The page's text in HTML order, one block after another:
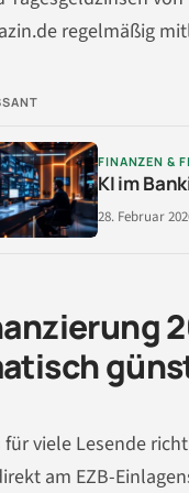
regelmäßig
FINANZEN &
KI im
28. Februar
für viele Lesende
am EZB-